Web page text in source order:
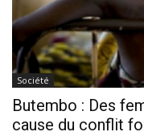
Société
Butembo : Des
cause du conflit